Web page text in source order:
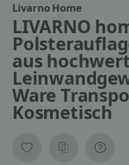
Livarno Home
LIVARNO
aus
Ware
Kosmetisch